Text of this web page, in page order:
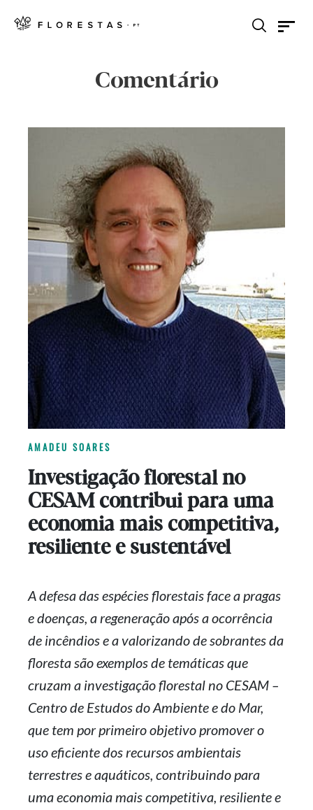
Comentário
AMADEU SOARES
Investigação florestal no
CESAM contribui para uma
economia mais competitiva,
resiliente e sustentável
A defesa das espécies florestais face a pragas
e doenças, a regeneração após a ocorrência
de incêndios e a valorizando de sobrantes da
floresta são exemplos de temáticas que
cruzam a investigação florestal no CESAM –
Centro de Estudos do Ambiente e do Mar,
que tem por primeiro objetivo promover o
uso eficiente dos recursos ambientais
terrestres e aquáticos, contribuindo para
uma economia mais competitiva, resiliente e